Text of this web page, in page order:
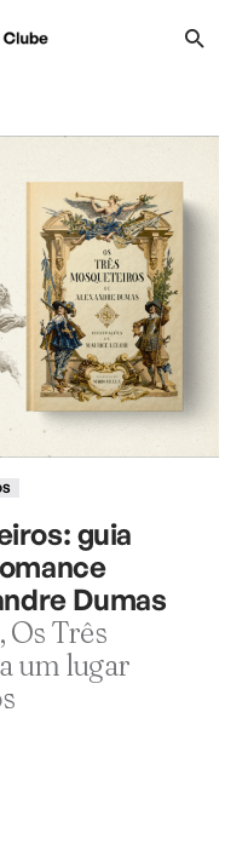
guia
Dumas
Os Três
um lugar